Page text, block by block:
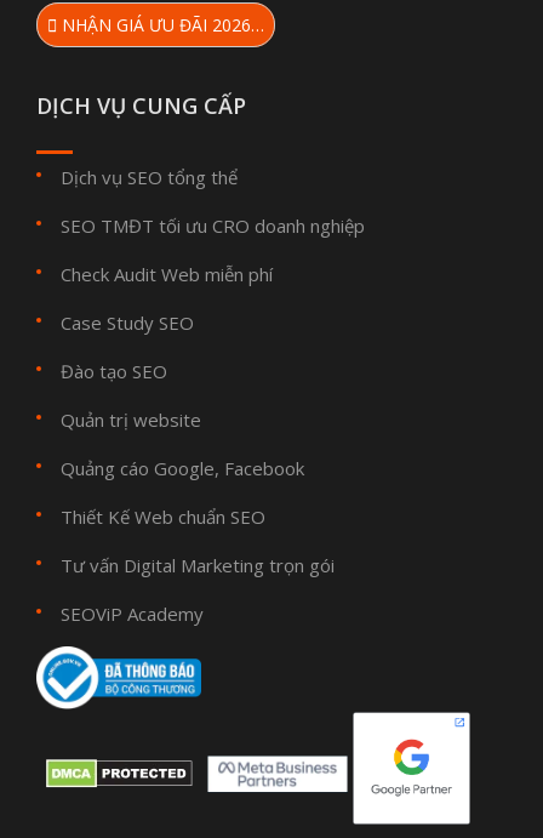
NHẬN GIÁ ƯU ĐÃI 2026…
DỊCH VỤ CUNG CẤP
Dịch vụ SEO tổng thể
SEO TMĐT tối ưu CRO doanh nghiệp
Check Audit Web miễn phí
Case Study SEO
Đào tạo SEO
Quản trị website
Quảng cáo Google, Facebook
Thiết Kế Web chuẩn SEO
Tư vấn Digital Marketing trọn gói
SEOViP Academy